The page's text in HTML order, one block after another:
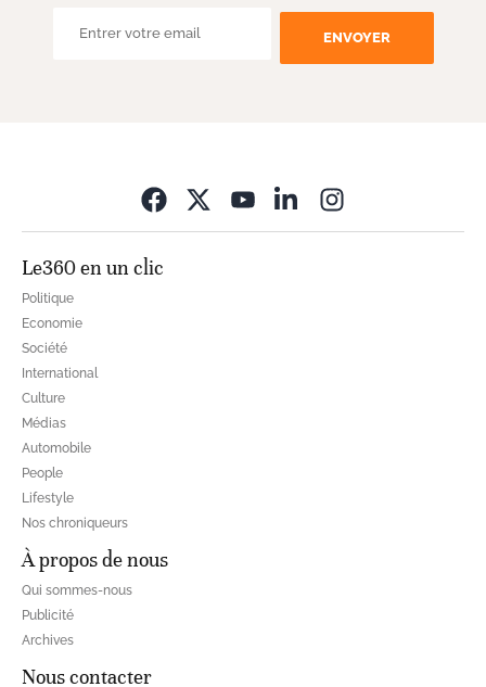
ENVOYER
Le360 en un clic
Politique
Economie
Société
International
Culture
Médias
Automobile
People
Lifestyle
Nos chroniqueurs
À propos de nous
Qui sommes-nous
Publicité
Archives
Nous contacter